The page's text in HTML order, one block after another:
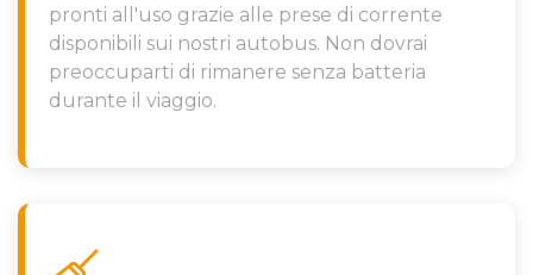
pronti all'uso grazie alle prese di corrente
disponibili sui nostri autobus. Non dovrai
preoccuparti di rimanere senza batteria
durante il viaggio.